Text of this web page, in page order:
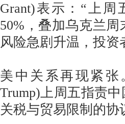
Grant)表示：“上
50%，叠加乌克兰
风险急剧升温，投
美中关系再现紧张
Trump)上周五指责
关税与贸易限制的